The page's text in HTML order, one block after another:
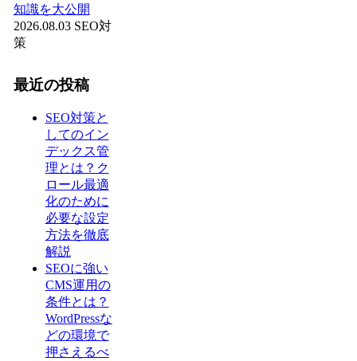
知識を大公開
2026.08.03 SEO対
策
最近の投稿
SEO対策と
してのイン
デックス管
理とは？ク
ロール最適
化のために
必要な設定
方法を徹底
解説
SEOに強い
CMS運用の
条件とは？
WordPressな
どの環境で
押さえるべ